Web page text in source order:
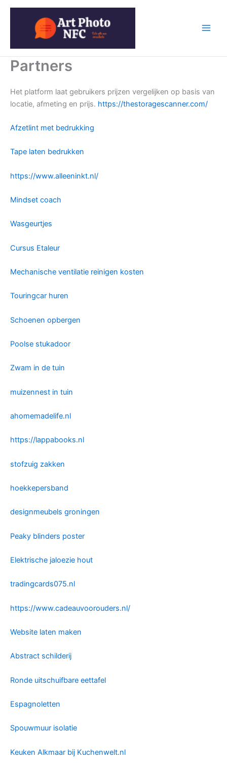
Partners
Het platform laat gebruikers prijzen vergelijken op basis van
locatie, afmeting en prijs. https://thestoragescanner.com/
Afzetlint met bedrukking
Tape laten bedrukken
https://www.alleeninkt.nl/
Mindset coach
Wasgeurtjes
Cursus Etaleur
Mechanische ventilatie reinigen kosten
Touringcar huren
Schoenen opbergen
Poolse stukadoor
Zwam in de tuin
muizennest in tuin
ahomemadelife.nl
https://lappabooks.nl
stofzuig zakken
hoekkepersband
designmeubels groningen
Peaky blinders poster
Elektrische jaloezie hout
tradingcards075.nl
https://www.cadeauvoorouders.nl/
Website laten maken
Abstract schilderij
Ronde uitschuifbare eettafel
Espagnoletten
Spouwmuur isolatie
Keuken Alkmaar bij Kuchenwelt.nl